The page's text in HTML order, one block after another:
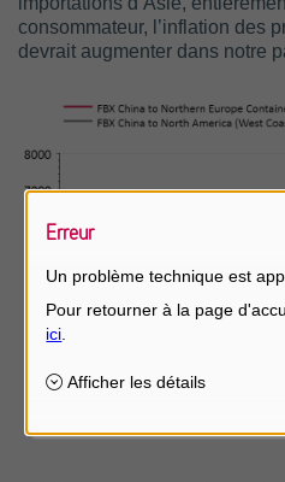
consommateur, l’inflation des
devrait augmenter dans notre
Erreur
Un problème technique est